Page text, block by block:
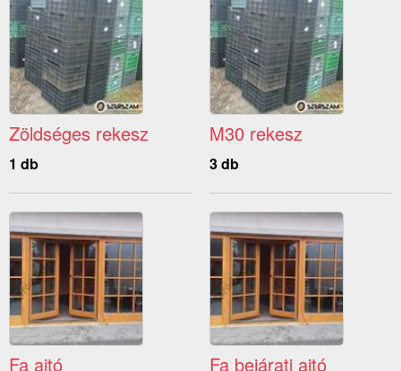
Zöldséges rekesz
1 db
M30 rekesz
3 db
Fa ajtó Fa bejárati ajtó